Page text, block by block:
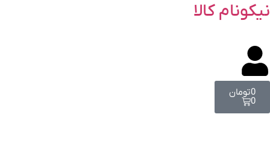
نیکونام کالا
0تومان
0